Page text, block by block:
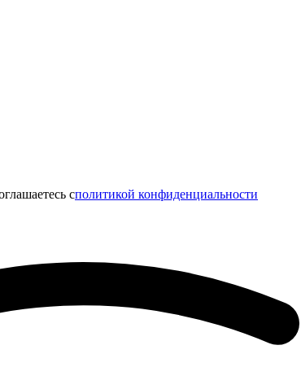
cполитикой конфиденциальности